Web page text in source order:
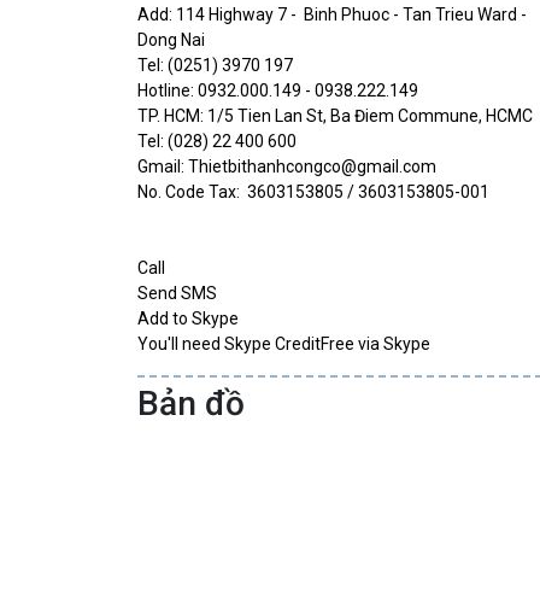
Add: 114 Highway 7 - Binh Phuoc - Tan Trieu Ward -
Dong Nai
Tel: (0251) 3970 197
Hotline: 0932.000.149 - 0938.222.149
TP. HCM: 1/5 Tien Lan St, Ba Điem Commune, HCMC
Tel: (028) 22 400 600
Gmail: Thietbithanhcongco@gmail.com
No. Code Tax: 3603153805 / 3603153805-001
Call
Send SMS
Add to Skype
You'll need Skype CreditFree via Skype
Bản đồ